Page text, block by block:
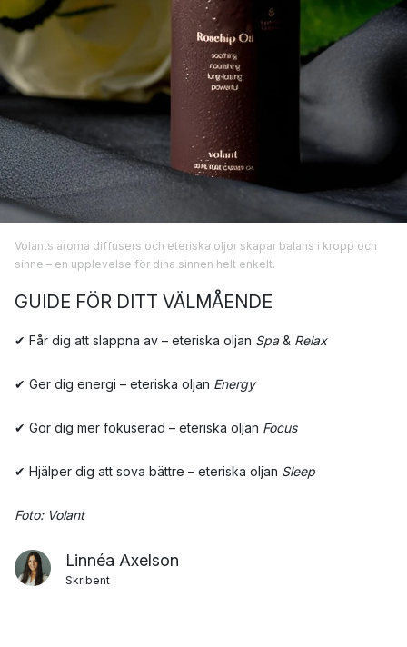
Volants aroma diffusers och eteriska oljor skapar balans i kropp och
sinne – en upplevelse för dina sinnen helt enkelt.
GUIDE FÖR DITT VÄLMÅENDE
✔ Får dig att slappna av – eteriska oljan Spa& Relax
✔ Ger dig energi – eteriska oljan Energy
✔ Gör dig mer fokuserad – eteriska oljan Focus
✔ Hjälper dig att sova bättre – eteriska oljan Sleep
Foto: Volant
Linnéa Axelson
Skribent